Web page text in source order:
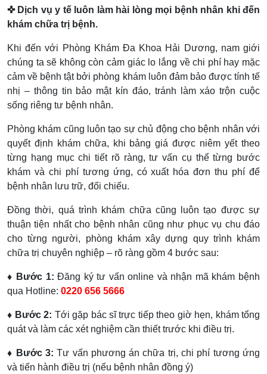
✜ Dịch vụ y tế luôn làm hài lòng mọi bệnh nhân khi đến
khám chữa trị bệnh.
Khi đến với Phòng Khám Đa Khoa Hải Dương, nam giới
chúng ta sẽ không còn cảm giác lo lắng về chi phí hay mặc
cảm về bệnh tật bởi phòng khám luôn đảm bảo được tính tế
nhị – thông tin bảo mật kín đáo, tránh làm xáo trộn cuộc
sống riêng tư bệnh nhân.
Phòng khám cũng luôn tạo sự chủ động cho bệnh nhân với
quyết định khám chữa, khi bảng giá được niêm yết theo
từng hạng mục chi tiết rõ ràng, tư vấn cụ thể từng bước
khám và chi phí tương ứng, có xuất hóa đơn thu phí để
bệnh nhân lưu trữ, đối chiếu.
Đồng thời, quá trình khám chữa cũng luôn tạo được sự
thuận tiện nhất cho bệnh nhân cũng như phục vụ chu đáo
cho từng người, phòng khám xây dựng quy trình khám
chữa trị chuyên nghiệp – rõ ràng gồm 4 bước sau:
♦ Bước 1: Đăng ký tư vấn online và nhận mã khám bệnh
qua Hotline: 0220 656 5666
♦ Bước 2: Tới gặp bác sĩ trực tiếp theo giờ hẹn, khám tổng
quát và làm các xét nghiệm cần thiết trước khi điều trị.
♦ Bước 3: Tư vấn phương án chữa trị, chi phí tương ứng
và tiến hành điều trị (nếu bệnh nhân đồng ý)